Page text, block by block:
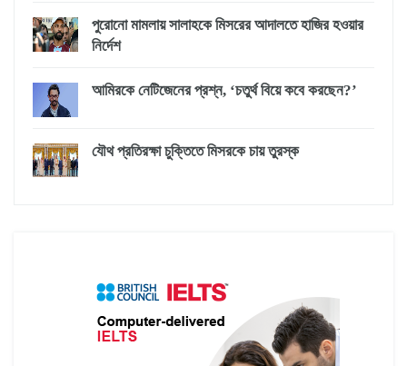
পুরোনো মামলায় সালাহকে মিসরের আদালতে হাজির হওয়ার
নির্দেশ
আমিরকে নেটিজেনের প্রশ্ন, ‘চতুর্থ বিয়ে কবে করছেন?’
যৌথ প্রতিরক্ষা চুক্তিতে মিসরকে চায় তুরস্ক